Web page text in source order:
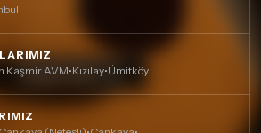
Kaşmir AVM•Kızılay•Ümitköy